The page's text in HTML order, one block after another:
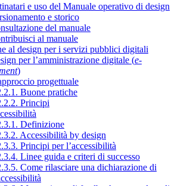
e uso del Manuale operativo di design
e storico
del manuale
al manuale
al design per i servizi pubblici digitali
per l’amministrazione digitale (e-
)
progettuale
Buone pratiche
Principi
Definizione
Accessibilità by design
Principi per l’accessibilità
Linee guida e criteri di successo
Come rilasciare una dichiarazione di